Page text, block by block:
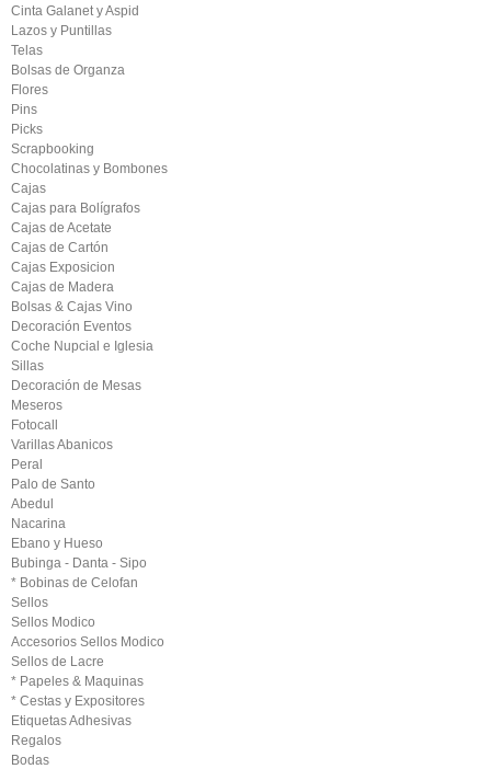
Cinta Galanet y Aspid
Lazos y Puntillas
Telas
Bolsas de Organza
Flores
Pins
Picks
Scrapbooking
Chocolatinas y Bombones
Cajas
Cajas para Bolígrafos
Cajas de Acetate
Cajas de Cartón
Cajas Exposicion
Cajas de Madera
Bolsas & Cajas Vino
Decoración Eventos
Coche Nupcial e Iglesia
Sillas
Decoración de Mesas
Meseros
Fotocall
Varillas Abanicos
Peral
Palo de Santo
Abedul
Nacarina
Ebano y Hueso
Bubinga - Danta - Sipo
* Bobinas de Celofan
Sellos
Sellos Modico
Accesorios Sellos Modico
Sellos de Lacre
* Papeles & Maquinas
* Cestas y Expositores
Etiquetas Adhesivas
Regalos
Bodas